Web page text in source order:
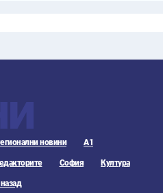
новини А1
София Култура